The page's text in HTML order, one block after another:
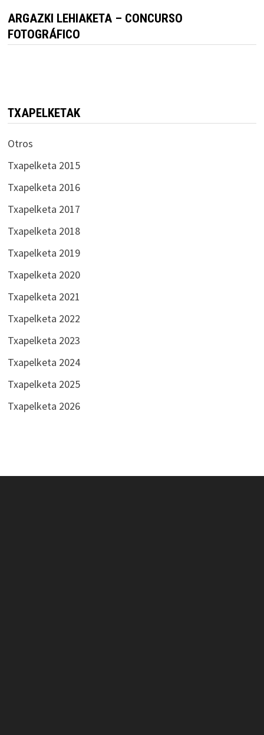
ARGAZKI LEHIAKETA – CONCURSO
FOTOGRÁFICO
TXAPELKETAK
Otros
Txapelketa 2015
Txapelketa 2016
Txapelketa 2017
Txapelketa 2018
Txapelketa 2019
Txapelketa 2020
Txapelketa 2021
Txapelketa 2022
Txapelketa 2023
Txapelketa 2024
Txapelketa 2025
Txapelketa 2026